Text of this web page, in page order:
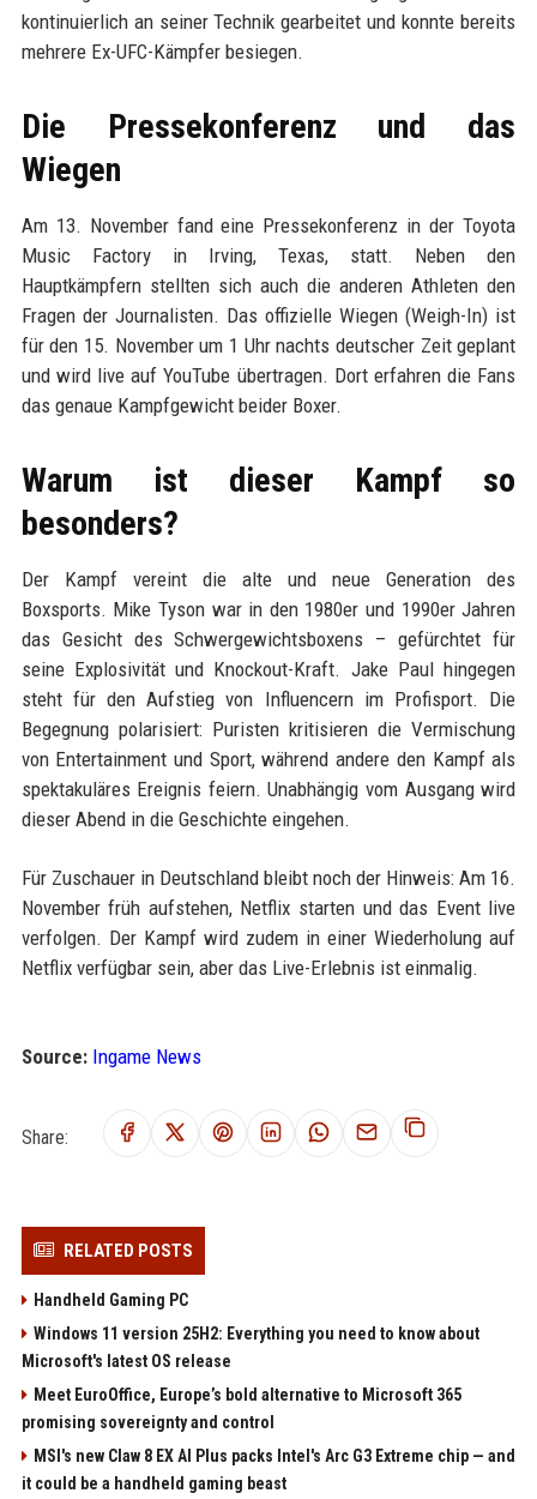
kontinuierlich an seiner Technik gearbeitet und konnte bereits
mehrere Ex-UFC-Kämpfer besiegen.
Die Pressekonferenz und das
Wiegen
Am 13. November fand eine Pressekonferenz in der Toyota
Music Factory in Irving, Texas, statt. Neben den
Hauptkämpfern stellten sich auch die anderen Athleten den
Fragen der Journalisten. Das offizielle Wiegen (Weigh-In) ist
für den 15. November um 1 Uhr nachts deutscher Zeit geplant
und wird live auf YouTube übertragen. Dort erfahren die Fans
das genaue Kampfgewicht beider Boxer.
Warum ist dieser Kampf so
besonders?
Der Kampf vereint die alte und neue Generation des
Boxsports. Mike Tyson war in den 1980er und 1990er Jahren
das Gesicht des Schwergewichtsboxens – gefürchtet für
seine Explosivität und Knockout-Kraft. Jake Paul hingegen
steht für den Aufstieg von Influencern im Profisport. Die
Begegnung polarisiert: Puristen kritisieren die Vermischung
von Entertainment und Sport, während andere den Kampf als
spektakuläres Ereignis feiern. Unabhängig vom Ausgang wird
dieser Abend in die Geschichte eingehen.
Für Zuschauer in Deutschland bleibt noch der Hinweis: Am 16.
November früh aufstehen, Netflix starten und das Event live
verfolgen. Der Kampf wird zudem in einer Wiederholung auf
Netflix verfügbar sein, aber das Live-Erlebnis ist einmalig.
Source: Ingame News
Share:
RELATED POSTS
Handheld Gaming PC
Windows 11 version 25H2: Everything you need to know about
Microsoft's latest OS release
Meet EuroOffice, Europe’s bold alternative to Microsoft 365
promising sovereignty and control
MSI's new Claw 8 EX AI Plus packs Intel's Arc G3 Extreme chip — and
it could be a handheld gaming beast